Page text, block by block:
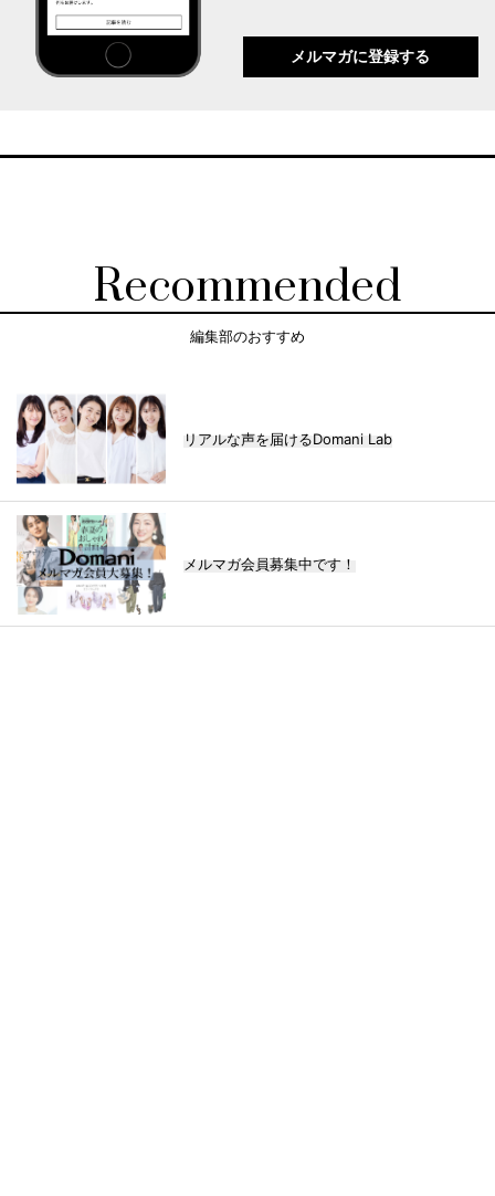
メルマガに登録する
Recommended
編集部のおすすめ
リアルな声を届けるDomani Lab
メルマガ会員募集中です！